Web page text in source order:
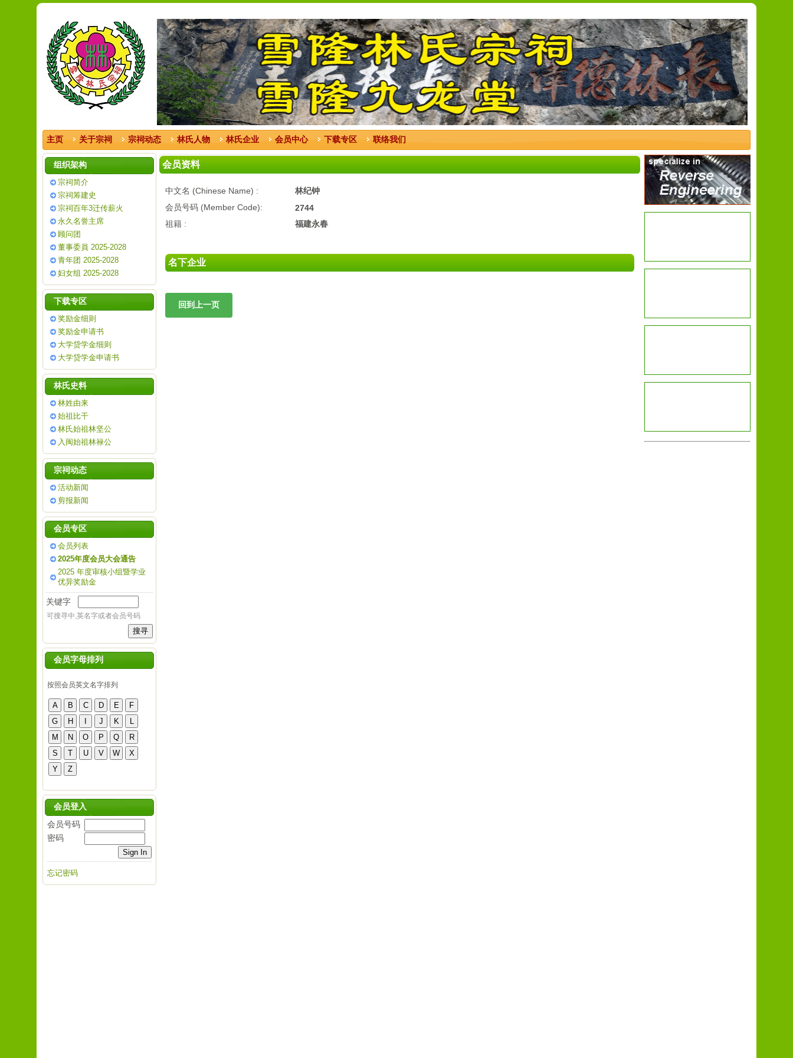
主页 关于宗祠 宗祠动态 林氏人物 林氏企业 会员中心 下载专区 联络我们
组织架构
宗祠简介
宗祠筹建史
宗祠百年3迁传薪火
永久名誉主席
顾问团
董事委員 2025-2028
青年团 2025-2028
妇女组 2025-2028
下载专区
奖励金细则
奖励金申请书
大学贷学金细则
大学贷学金申请书
林氏史料
林姓由来
始祖比干
林氏始祖林坚公
入闽始祖林禄公
宗祠动态
活动新闻
剪报新闻
会员专区
会员列表
2025年度会员大会通告
2025 年度审核小组暨学业
优异奖励金
关键字
可搜寻中,英名字或者会员号码
会员字母排列
按照会员英文名字排列
会员登入
会员号码
密码
忘记密码
会员资料
中文名 (Chinese Name) :
林纪钟
会员号码 (Member Code):
2744
祖籍 :
福建永春
名下企业